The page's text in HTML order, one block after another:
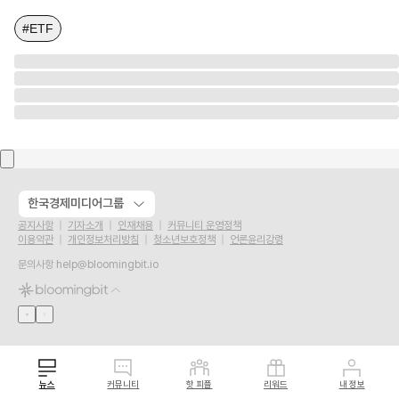
#ETF
한국경제미디어그룹
공지사항 기자소개 인재채용
커뮤니티 운영정책
이용약관
개인정보처리방침 청소년보호정책
언론윤리강령
문의사항 help@bloomingbit.io
뉴스 커뮤니티 핫 피플 리워드 내 정보